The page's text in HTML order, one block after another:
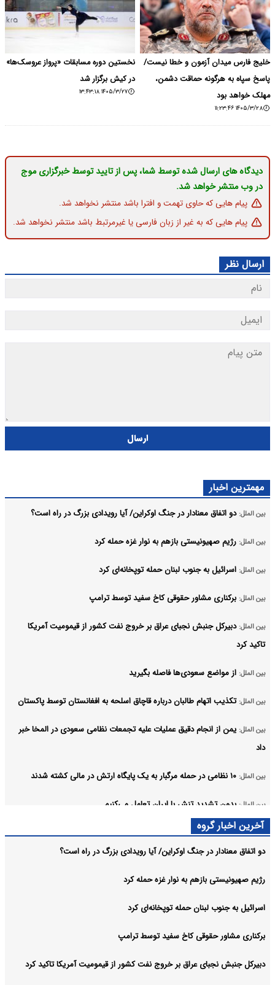
خلیج فارس میدان آزمون و خطا نیست/
پاسخ سپاه به هرگونه حماقت دشمن،
مهلک خواهد بود
۱۴۰۵/۳/۲۸ ۱۱:۲۳:۴۶
نخستین دوره مسابقات «پرواز عروسک‌ها»
در کیش برگزار شد
۱۴۰۵/۳/۲۷ ۱۳:۴۳:۱۸
دیدگاه های ارسال شده توسط شما، پس از تایید توسط خبرگزاری موج
در وب منتشر خواهد شد.
پیام هایی که حاوی تهمت و افترا باشد منتشر نخواهد شد.
پیام هایی که به غیر از زبان فارسی یا غیرمرتبط باشد منتشر نخواهد شد.
ارسال نظر
ارسال
مهمترین اخبار
بین الملل: دو اتفاق معنادار در جنگ اوکراین/ آیا رویدادی بزرگ در راه است؟
بین الملل: رژیم صهیونیستی بازهم به نوار غزه حمله کرد
بین الملل: اسرائیل به جنوب لبنان حمله توپخانه‌ای کرد
بین الملل: برکناری مشاور حقوقی کاخ سفید توسط ترامپ
بین الملل: دبیرکل جنبش نجبای عراق بر خروج نفت کشور از قیمومیت آمریکا
تاکید کرد
بین الملل: از مواضع سعودی‌ها فاصله بگیرید
بین الملل: تکذیب اتهام طالبان درباره قاچاق اسلحه به افغانستان توسط پاکستان
بین الملل: یمن از انجام دقیق عملیات علیه تجمعات نظامی سعودی در المخا خبر
داد
بین الملل: ۱۰ نظامی در حمله مرگبار به یک پایگاه ارتش در مالی کشته شدند
بین الملل: بدون تشدید تنش با ایران تعامل می‌کنیم
آخرین اخبار گروه
دو اتفاق معنادار در جنگ اوکراین/ آیا رویدادی بزرگ در راه است؟
رژیم صهیونیستی بازهم به نوار غزه حمله کرد
اسرائیل به جنوب لبنان حمله توپخانه‌ای کرد
برکناری مشاور حقوقی کاخ سفید توسط ترامپ
دبیرکل جنبش نجبای عراق بر خروج نفت کشور از قیمومیت آمریکا تاکید کرد